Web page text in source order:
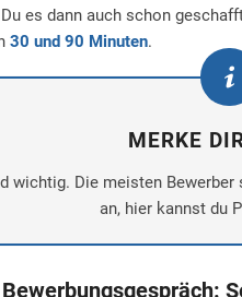
es dann auch schon
30 und 90 Minuten.
MERKE
wichtig. Die meisten
an, hier kannst du